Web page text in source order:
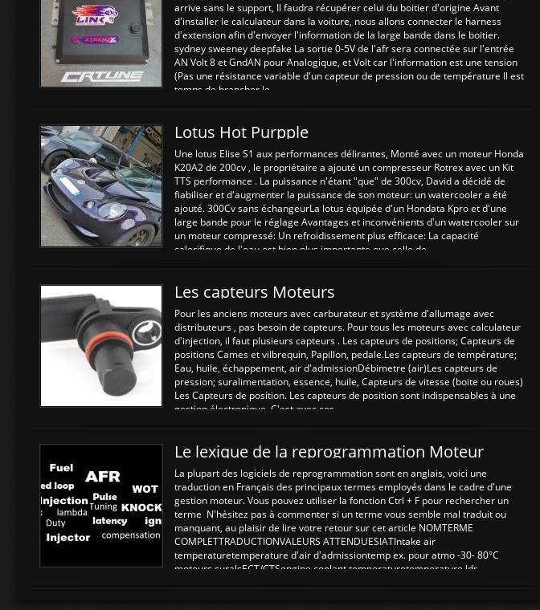
arrive sans le support, Il faudra récupérer celui du boitier d'origine Avant
d'installer le calculateur dans la voiture, nous allons connecter le harness
d'extension afin d'envoyer l'information de la large bande dans le boitier.
sydney sweeney deepfake La sortie 0-5V de l'afr sera connectée sur l'entrée
AN Volt 8 et GndAN pour Analogique, et Volt car l'information est une tension
(Pas une résistance variable d'un capteur de pression ou de température Il est
temps de brancher le ...
Lotus Hot Purpple
Une lotus Elise S1 aux performances délirantes, Monté avec un moteur Honda
K20A2 de 200cv , le propriétaire a ajouté un compresseur Rotrex avec un Kit
TTS performance . La puissance n'étant "que" de 300cv, David a décidé de
fiabiliser et d'augmenter la puissance de son moteur: un watercooler a été
ajouté. 300Cv sans échangeurLa lotus équipée d'un Hondata Kpro et d'une
large bande pour le réglage Avantages et inconvénients d'un watercooler sur
un moteur compressé: Un refroidissement plus efficace: La capacité
calorifique de l'eau est bien plus importante que celle de ...
Les capteurs Moteurs
Pour les anciens moteurs avec carburateur et système d'allumage avec
distributeurs , pas besoin de capteurs. Pour tous les moteurs avec calculateur
d'injection, il faut plusieurs capteurs . Les capteurs de positions; Capteurs de
positions Cames et vilbrequin, Papillon, pedale.Les capteurs de température;
Eau, huile, échappement, air d'admissionDébimetre (air)Les capteurs de
pression; suralimentation, essence, huile, Capteurs de vitesse (boite ou roues)
Les Capteurs de position. Les capteurs de position sont indispensables à une
gestion électronique. C'est avec ces ...
Le lexique de la reprogrammation Moteur
La plupart des logiciels de reprogrammation sont en anglais, voici une
traduction en Français des principaux termes employés dans le cadre d'une
gestion moteur. Vous pouvez utiliser la fonction Ctrl + F pour rechercher un
terme N'hésitez pas à commenter si un terme vous semble mal traduit ou
manquant, au plaisir de lire votre retour sur cet article NOMTERME
COMPLETTRADUCTIONVALEURS ATTENDUESIATIntake air
temperaturetemperature d'air d'admissiontemp ex. pour atmo -30- 80°C
moteurs suralsECT/CTSengine coolant temperaturetemperature ldr